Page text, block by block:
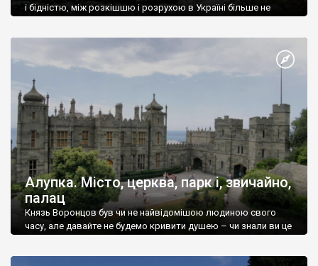
і бідністю, між розкішшю і розрухою в Україні більше не
Алупка. Місто, церква, парк і, звичайно,
палац
Князь Воронцов був чи не найвідомішою людиною свого
часу, але давайте не будемо кривити душею – чи знали ви це